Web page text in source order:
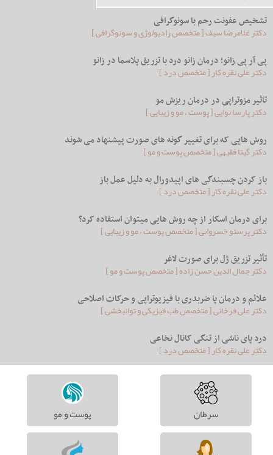
تشخیص عفونت رحم با سونوگرافی
دکتر غلامرضا سیف [ متخصص رادیولوژی و سونوگرافی ]
پی آر پی زانو؛ درمان زانو درد با تزریق پلاسما در زانو
دکتر علی نقره کار [ متخصص درد ]
تاثیر مزوتراپی در درمان ریزش مو
دکتر پارسا نوایی [ پوست ، مو و زیبایی ]
روش هایی که برای تغییر گونه های صورت پیشنهاد می شوند
دکتر گیتا فقیهی [ متخصص پوست و مو ]
باز کردن چسبندگی های اپیدورال به دلیل عمل باز
دکتر علی نقره کار [ متخصص درد ]
برای درمان اسکار از چه روش هایی میتوان استفاده کرد؟
دکتر پرستو خسروانی [ متخصص پوست ، مو و زیبایی ]
تأثیر تزریق ژل برای صورت لاغر
دکتر جمال الدین حسن زاده [ متخصص پوست و مو ]
علائم و درمان پا ضربدری با فیزیوتراپی و حرکات اصلاحی
دکتر علی فرخانی [ متخصص طب فیزیکی و توانبخشی ]
درد پای ناشی از تنگی کانال نخاعی
دکتر علی نقره کار [ متخصص درد ]
سرطان پوست و مو